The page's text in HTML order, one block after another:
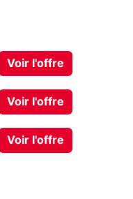
Voir l'offre
Voir l'offre
Voir l'offre